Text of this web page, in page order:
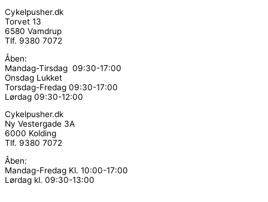
Cykelpusher.dk
Torvet 13
6580 Vamdrup
Tlf. 9380 7072
Åben:
Mandag-Tirsdag 09:30-17:00
Onsdag Lukket
Torsdag-Fredag 09:30-17:00
Lørdag 09:30-12:00
Cykelpusher.dk
Ny Vestergade 3A
6000 Kolding
Tlf. 9380 7072
Åben:
Mandag-Fredag Kl. 10:00-17:00
Lørdag kl. 09:30-13:00